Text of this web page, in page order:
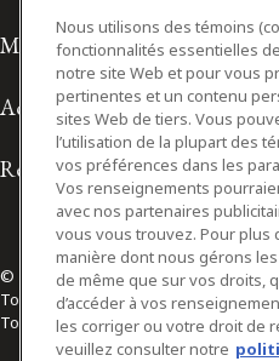
Modalités d'utilisation
Accessibilité
Relations avec les médias
© 2026 Osler, Hoskin & Harcourt
Tous droits réservés
Toronto | Montréal | Calgary |
Nous utilisons des témoins
fonctionnalités essentielles
notre site Web et pour vous
pertinentes et un contenu
sites Web de tiers. Vous
l’utilisation de la plupart des
vos préférences dans les
Vos renseignements
avec nos partenaires
vous vous trouvez. Pour plus
manière dont nous gérons
de même que sur vos droits,
d’accéder à vos
les corriger ou votre droit de
veuillez consulter notre